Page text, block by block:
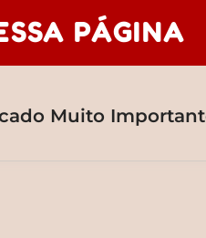
PÁGINA
Muito